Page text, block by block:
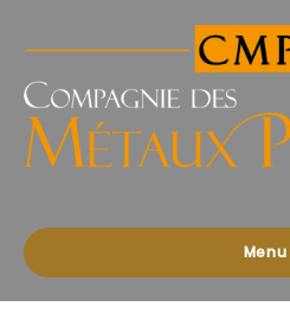
des
Précieux
l'Ouest
Menu